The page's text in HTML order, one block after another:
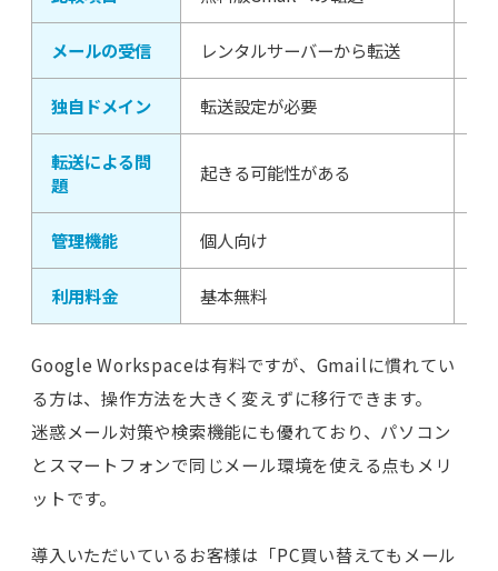
メールの受信 レンタルサーバーから転送
独自ドメイン 転送設定が必要
転送による問
題
起きる可能性がある
管理機能 個人向け
利用料金 基本無料
Google Workspaceは有料ですが、Gmailに慣れてい
る方は、操作方法を大きく変えずに移行できます。
迷惑メール対策や検索機能にも優れており、パソコン
とスマートフォンで同じメール環境を使える点もメリ
ットです。
導入いただいているお客様は「PC買い替えてもメール